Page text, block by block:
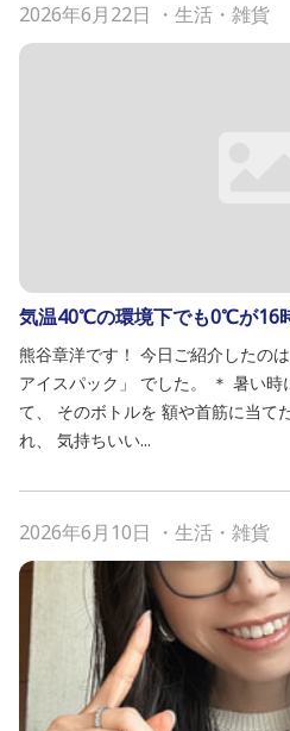
2026年6月22日 ・ 生活・雑貨
気温40℃の環境下でも0℃が16
熊谷章洋です！ 今日ご紹介したの
アイスパック」 でした。 ＊ 暑い
て、 そのボトルを 額や首筋に当て
れ、 気持ちいい...
2026年6月10日 ・ 生活・雑貨